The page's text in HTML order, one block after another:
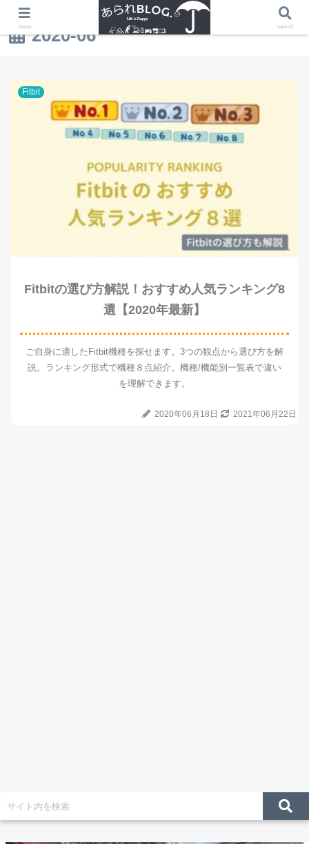
2020-06
Fitbit
Fitbitの選び方解説！おすすめ人気ランキング8
選【2020年最新】
ご自身に適したFitbit機種を探せます。3つの観点から選び方を解
説。ランキング形式で機種８点紹介。機種/機能別一覧表で違い
を理解できます。
2020年06月18日 2021年06月22日
menu search